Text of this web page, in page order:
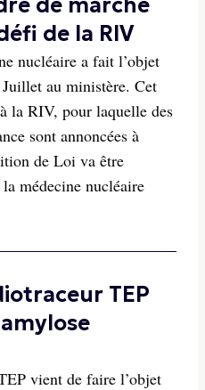
de marche
de la RIV
nucléaire a fait l’objet
au ministère. Cet
la RIV, pour laquelle des
sont annoncées à
de Loi va être
médecine nucléaire
TEP
vient de faire l’objet